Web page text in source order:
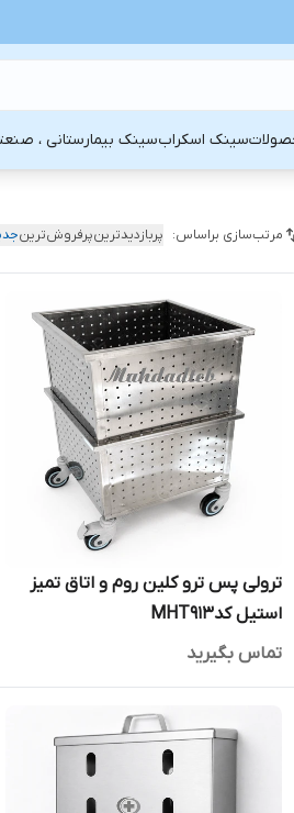
سینک اسکرابسینک بیمارستانی ،
مرتب‌سازی براساس: پربازدیدترینپرفروش‌ترین
ترولی پس ترو کلین روم و اتاق تمیز
استیل کدMHT913
تماس بگیرید